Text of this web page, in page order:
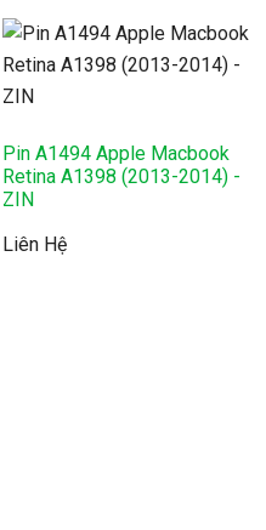
Pin A1494 Apple Macbook
Retina A1398 (2013-2014) -
ZIN
Liên Hệ